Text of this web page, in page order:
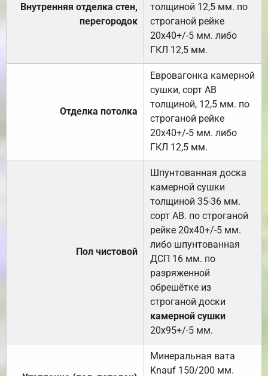
Внутренняя отделка стен,
перегородок
толщиной 12,5 мм. по
строганой рейке
20х40+/-5 мм. либо
ГКЛ 12,5 мм.
Отделка потолка
Евровагонка камерной
сушки, сорт АВ
толщиной, 12,5 мм. по
строганой рейке
20х40+/-5 мм. либо
ГКЛ 12,5 мм.
Пол чистовой
Шпунтованная доска
камерной сушки
толщиной 35-36 мм.
сорт АВ. по строганой
рейке 20х40+/-5 мм.
либо шпунтованная
ДСП 16 мм. по
разряженной
обрешётке из
строганой доски
камерной сушки
20х95+/-5 мм.
Минеральная вата
Knauf 150/200 мм.